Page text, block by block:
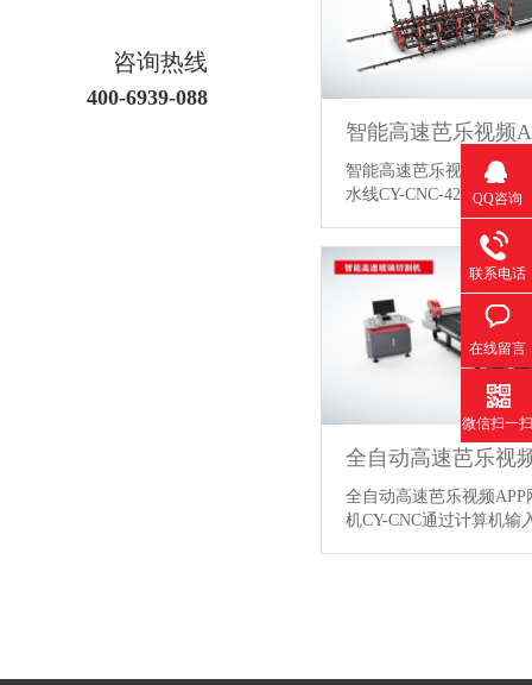
咨询热线
400-6939-088
智能高速芭乐视频APP
水线CY-CNC-4228具有自
全自动高速芭乐视频
机CY-CNC通过计算机输
QQ咨询
联系电话
在线留言
微信扫一扫